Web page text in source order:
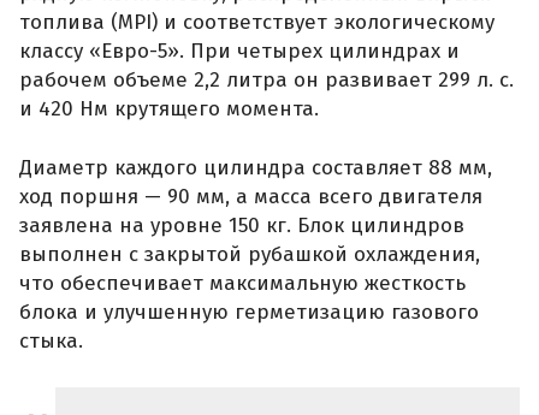
топлива (MPI) и соответствует экологическому
классу «Евро-5». При четырех цилиндрах и
рабочем объеме 2,2 литра он развивает 299 л. с.
и 420 Нм крутящего момента.
Диаметр каждого цилиндра составляет 88 мм,
ход поршня — 90 мм, а масса всего двигателя
заявлена на уровне 150 кг. Блок цилиндров
выполнен с закрытой рубашкой охлаждения,
что обеспечивает максимальную жесткость
блока и улучшенную герметизацию газового
стыка.